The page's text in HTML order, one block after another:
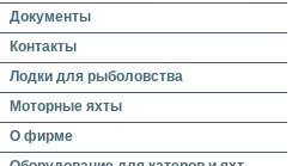
Документы
Контакты
Лодки для рыболовства
Моторные яхты
О фирме